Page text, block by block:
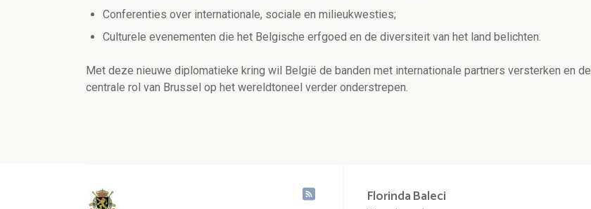
Conferenties over internationale, sociale en milieukwesties;
Culturele evenementen die het Belgische erfgoed en de diversiteit van het land belichten.
Met deze nieuwe diplomatieke kring wil België de banden met internationale partners versterken en de
centrale rol van Brussel op het wereldtoneel verder onderstrepen.
FlorindaBaleci